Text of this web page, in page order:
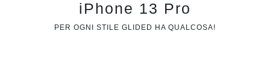
iPhone 13 Pro
PER OGNI STILE GLIDED HA QUALCOSA!